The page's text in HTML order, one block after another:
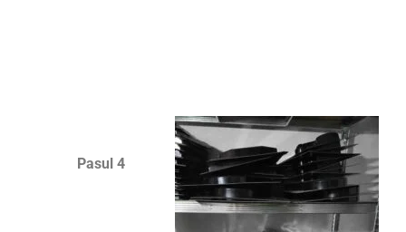
Pasul 4